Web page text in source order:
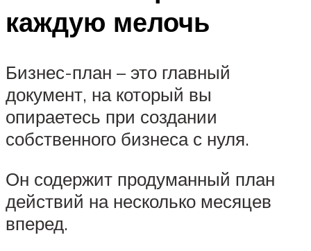
каждую мелочь
Бизнес-план – это главный
документ, на который вы
опираетесь при создании
собственного бизнеса с нуля.
Он содержит продуманный план
действий на несколько месяцев
вперед.